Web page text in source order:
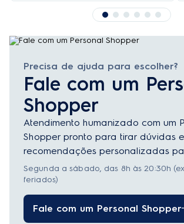
Precisa de ajuda para escolher?
Fale com um
Shopper
Atendimento humanizado com um
Shopper pronto para tirar dúvidas
recomendações personalizadas
Segunda a sábado, das 8h às 20:30h
feriados)
Fale com um Personal Shopper